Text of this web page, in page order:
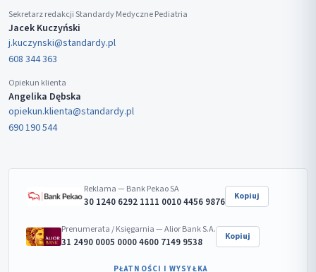
Sekretarz redakcji Standardy Medyczne Pediatria
Jacek Kuczyński
j.kuczynski@standardy.pl
608 344 363
Opiekun klienta
Angelika Dębska
opiekun.klienta@standardy.pl
690 190 544
Reklama — Bank Pekao SA
30 1240 6292 1111 0010 4456 9876 Kopiuj
Prenumerata / Księgarnia — Alior Bank S.A.
31 2490 0005 0000 4600 7149 9538 Kopiuj
PŁATNOŚCI I WYSYŁKA